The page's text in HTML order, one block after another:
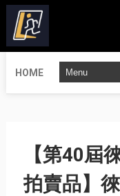
HOME
【第40屆
拍賣品】